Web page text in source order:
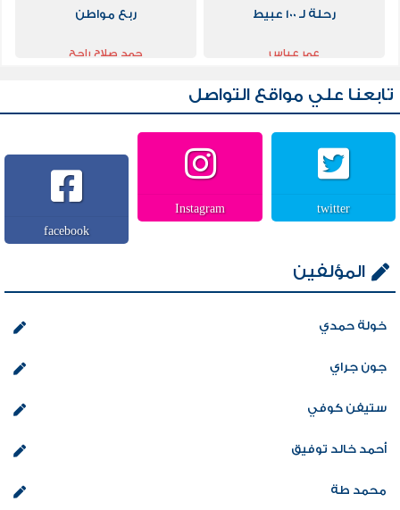
رحلة لـ 100 عبيط
عمر عباس
ربع مواطن
حمد صلاح راجح
تابعنا علي مواقع التواصل
twitter
Instagram
facebook
المؤلفين
خولة حمدي
جون جراي
ستيفن كوفي
أحمد خالد توفيق
محمد طة